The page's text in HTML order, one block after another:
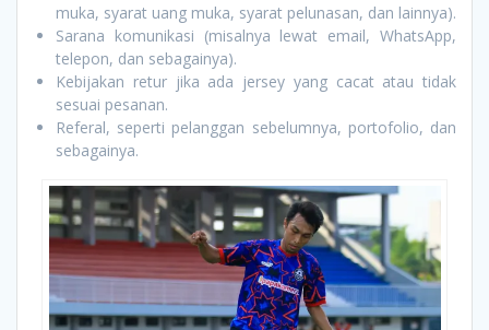
muka, syarat uang muka, syarat pelunasan, dan lainnya).
Sarana komunikasi (misalnya lewat email, WhatsApp,
telepon, dan sebagainya).
Kebijakan retur jika ada jersey yang cacat atau tidak
sesuai pesanan.
Referal, seperti pelanggan sebelumnya, portofolio, dan
sebagainya.